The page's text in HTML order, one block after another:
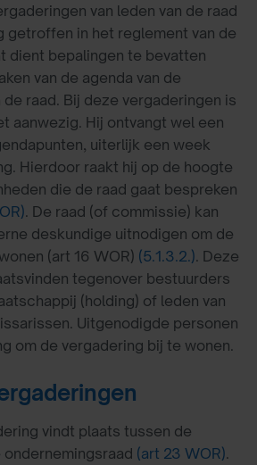
van leden van de raad
getroffen in het reglement van de
dient bepalingen te bevatten
van de agenda van de
raad. Bij deze vergaderingen is
aanwezig. Hij ontvangt wel een
uiterlijk een week
Hierdoor raakt hij op de hoogte
die de raad gaat bespreken
. De raad (of commissie) kan
deskundige uitnodigen om de
(art 16 WOR) (5.1.3.2.). Deze
tegenover bestuurders
(holding) of leden van
Uitgenodigde personen
om de vergadering bij te wonen.
vindt plaats tussen de
(art 23 WOR).